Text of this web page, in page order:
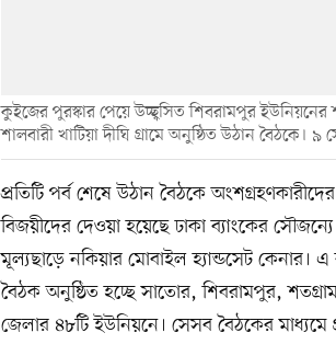
কুইজের পুরস্কার পেয়ে উচ্ছ্বসিত শিবরামপুর ইউনিয়নের
শালবারী খাটিয়া দীঘি গ্রামে অনুষ্ঠিত উঠান বৈঠকে। ৯
প্রতিটি পর্ব শেষে উঠান বৈঠকে
বিজয়ীদের দেওয়া হয়েছে ঢাকা ব্যাংকের
মূল্যছাড়ে নকিয়ার মোবাইল হ্যান্ডসেট
বৈঠক অনুষ্ঠিত হচ্ছে সাতোর, শিবরামপুর,
জেলার ৪৮টি ইউনিয়নে। সেসব বৈঠকের মাধ্যমে